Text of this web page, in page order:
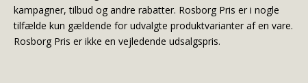
kampagner, tilbud og andre rabatter. Rosborg Pris er i nogle
tilfælde kun gældende for udvalgte produktvarianter af en vare.
Rosborg Pris er ikke en vejledende udsalgspris.